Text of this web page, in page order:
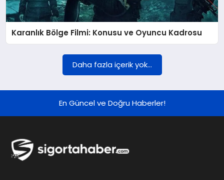
Karanlık Bölge Filmi: Konusu ve Oyuncu Kadrosu
Daha fazla içerik yok...
En Güncel ve Doğru Haberler!